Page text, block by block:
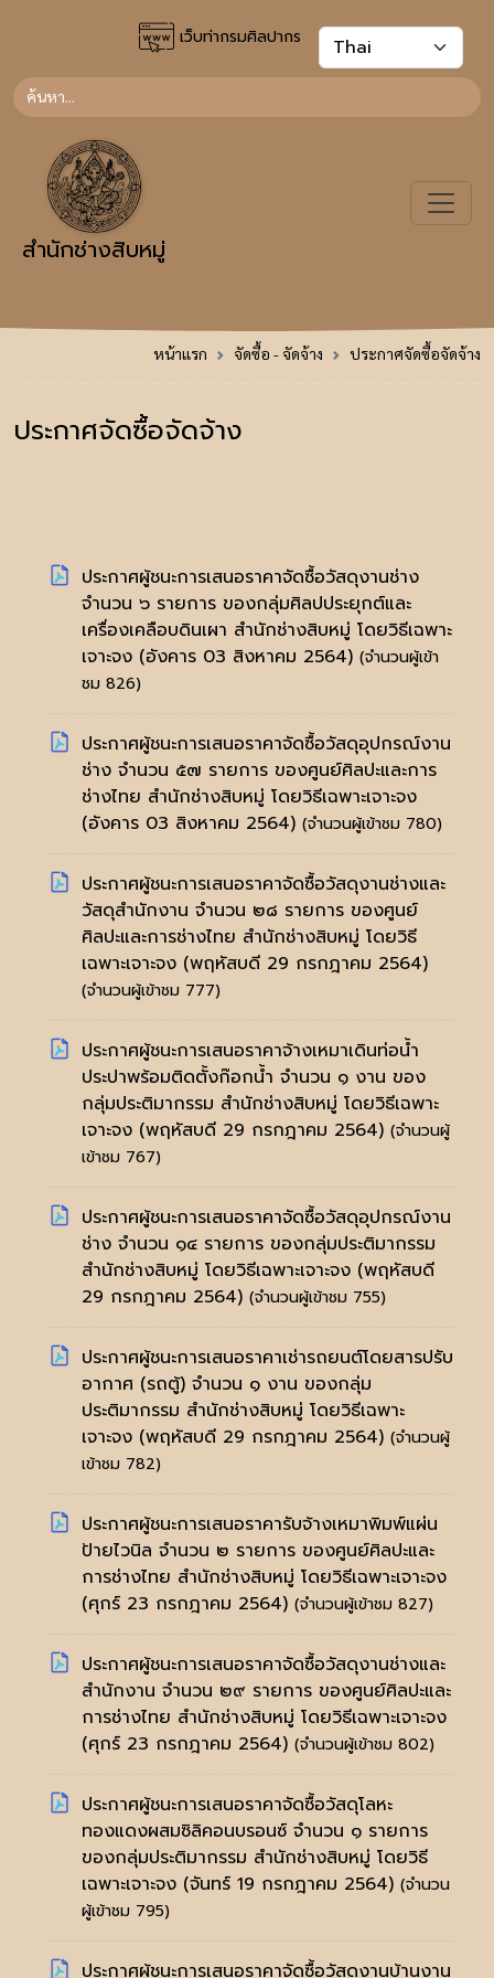
เว็บท่ากรมศิลปากร
สำนักช่างสิบหมู่
หน้าแรก จัดซื้อ - จัดจ้าง ประกาศจัดซื้อจัดจ้าง
ประกาศจัดซื้อจัดจ้าง
ประกาศผู้ชนะการเสนอราคาจัดซื้อวัสดุงานช่าง
จำนวน ๖ รายการ ของกลุ่มศิลปประยุกต์และ
เครื่องเคลือบดินเผา สำนักช่างสิบหมู่ โดยวิธีเฉพาะ
เจาะจง (อังคาร 03 สิงหาคม 2564) (จำนวนผู้เข้า
ชม 826)
ประกาศผู้ชนะการเสนอราคาจัดซื้อวัสดุอุปกรณ์งาน
ช่าง จำนวน ๕๗ รายการ ของศูนย์ศิลปะและการ
ช่างไทย สำนักช่างสิบหมู่ โดยวิธีเฉพาะเจาะจง
(อังคาร 03 สิงหาคม 2564) (จำนวนผู้เข้าชม 780)
ประกาศผู้ชนะการเสนอราคาจัดซื้อวัสดุงานช่างและ
วัสดุสำนักงาน จำนวน ๒๘ รายการ ของศูนย์
ศิลปะและการช่างไทย สำนักช่างสิบหมู่ โดยวิธี
เฉพาะเจาะจง (พฤหัสบดี 29 กรกฎาคม 2564)
(จำนวนผู้เข้าชม 777)
ประกาศผู้ชนะการเสนอราคาจ้างเหมาเดินท่อน้ำ
ประปาพร้อมติดตั้งก๊อกน้ำ จำนวน ๑ งาน ของ
กลุ่มประติมากรรม สำนักช่างสิบหมู่ โดยวิธีเฉพาะ
เจาะจง (พฤหัสบดี 29 กรกฎาคม 2564) (จำนวนผู้
เข้าชม 767)
ประกาศผู้ชนะการเสนอราคาจัดซื้อวัสดุอุปกรณ์งาน
ช่าง จำนวน ๑๔ รายการ ของกลุ่มประติมากรรม
สำนักช่างสิบหมู่ โดยวิธีเฉพาะเจาะจง (พฤหัสบดี
29 กรกฎาคม 2564) (จำนวนผู้เข้าชม 755)
ประกาศผู้ชนะการเสนอราคาเช่ารถยนต์โดยสารปรับ
อากาศ (รถตู้) จำนวน ๑ งาน ของกลุ่ม
ประติมากรรม สำนักช่างสิบหมู่ โดยวิธีเฉพาะ
เจาะจง (พฤหัสบดี 29 กรกฎาคม 2564) (จำนวนผู้
เข้าชม 782)
ประกาศผู้ชนะการเสนอราคารับจ้างเหมาพิมพ์แผ่น
ป้ายไวนิล จำนวน ๒ รายการ ของศูนย์ศิลปะและ
การช่างไทย สำนักช่างสิบหมู่ โดยวิธีเฉพาะเจาะจง
(ศุกร์ 23 กรกฎาคม 2564) (จำนวนผู้เข้าชม 827)
ประกาศผู้ชนะการเสนอราคาจัดซื้อวัสดุงานช่างและ
สำนักงาน จำนวน ๒๙ รายการ ของศูนย์ศิลปะและ
การช่างไทย สำนักช่างสิบหมู่ โดยวิธีเฉพาะเจาะจง
(ศุกร์ 23 กรกฎาคม 2564) (จำนวนผู้เข้าชม 802)
ประกาศผู้ชนะการเสนอราคาจัดซื้อวัสดุโลหะ
ทองแดงผสมซิลิคอนบรอนซ์ จำนวน ๑ รายการ
ของกลุ่มประติมากรรม สำนักช่างสิบหมู่ โดยวิธี
เฉพาะเจาะจง (จันทร์ 19 กรกฎาคม 2564) (จำนวน
ผู้เข้าชม 795)
ประกาศผู้ชนะการเสนอราคาจัดซื้อวัสดุงานบ้านงาน